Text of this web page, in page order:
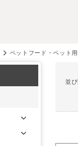
ペットフード・ペット
並び